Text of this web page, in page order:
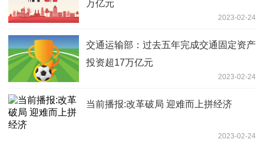
万亿元
2023-02-24
交通运输部：过去五年完成交通固定资产
投资超17万亿元
2023-02-24
当前播报:改革破局 迎难而上拼经济
2023-02-24